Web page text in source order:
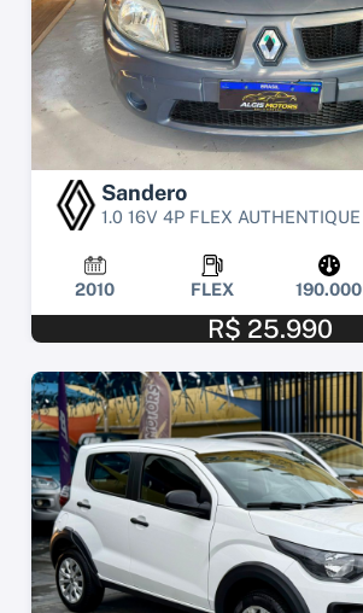
Sandero
1.0 16V 4P FLEX AUTHENTIQUE
2010 FLEX 190.000
R$ 25.990